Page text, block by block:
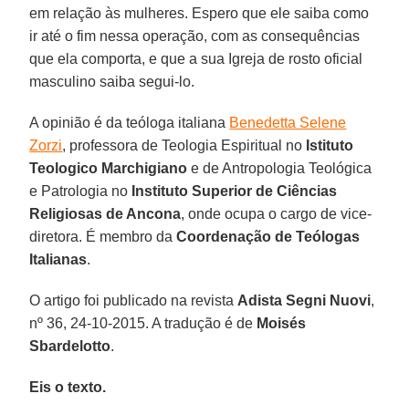
em relação às mulheres. Espero que ele saiba como
ir até o fim nessa operação, com as consequências
que ela comporta, e que a sua Igreja de rosto oficial
masculino saiba segui-lo.
A opinião é da teóloga italiana Benedetta Selene
Zorzi, professora de Teologia Espiritual no Istituto
Teologico Marchigiano e de Antropologia Teológica
e Patrologia no Instituto Superior de Ciências
Religiosas de Ancona, onde ocupa o cargo de vice-
diretora. É membro daCoordenação de Teólogas
Italianas.
O artigo foi publicado na revista Adista Segni Nuovi,
nº 36, 24-10-2015. A tradução é de Moisés
Sbardelotto.
Eis o texto.